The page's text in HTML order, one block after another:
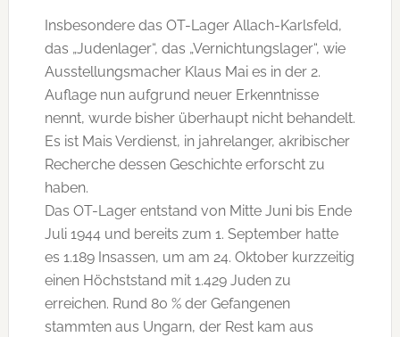
Insbesondere das OT-Lager Allach-Karlsfeld,
das „Judenlager“, das „Vernichtungslager“, wie
Ausstellungsmacher Klaus Mai es in der 2.
Auflage nun aufgrund neuer Erkenntnisse
nennt, wurde bisher überhaupt nicht behandelt.
Es ist Mais Verdienst, in jahrelanger, akribischer
Recherche dessen Geschichte erforscht zu
haben.
Das OT-Lager entstand von Mitte Juni bis Ende
Juli 1944 und bereits zum 1. September hatte
es 1.189 Insassen, um am 24. Oktober kurzzeitig
einen Höchststand mit 1.429 Juden zu
erreichen. Rund 80 % der Gefangenen
stammten aus Ungarn, der Rest kam aus